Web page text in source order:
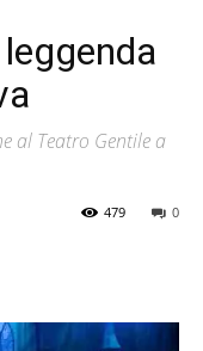
al Teatro Gentile a
0
479